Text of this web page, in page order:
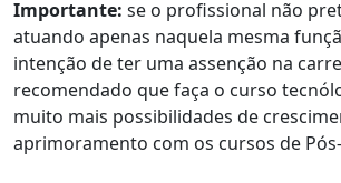
Importante: se o profissional não
atuando apenas naquela mesma
intenção de ter uma assenção na
recomendado que faça o curso
muito mais possibilidades de
aprimoramento com os cursos de